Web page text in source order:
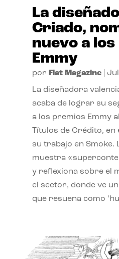
La
Criado,
nuevo a
Emmy
por Flat Magazine|
La diseñadora
acaba de lograr su
a los premios Emmy
Títulos de Crédito, en
su trabajo en Smoke.
muestra
y reflexiona sobre el
el sector, donde ve
que resuena como